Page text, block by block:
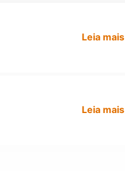
Leia mais
Leia mais